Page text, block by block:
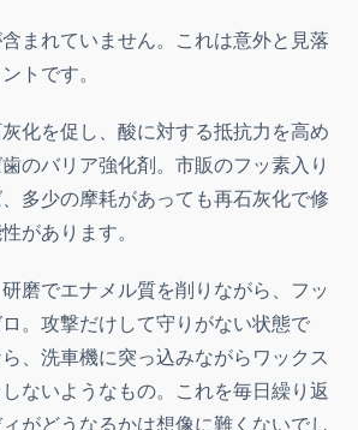
まれていません。これは意外と見落
トです。
化を促し、酸に対する抵抗力を高め
のバリア強化剤。市販のフッ素入り
多少の摩耗があっても再石灰化で修
があります。
磨でエナメル質を削りながら、フッ
。攻撃だけして守りがない状態で
、洗車機に突っ込みながらワックス
ないようなもの。これを毎日繰り返
がどうなるかは想像に難くないでし